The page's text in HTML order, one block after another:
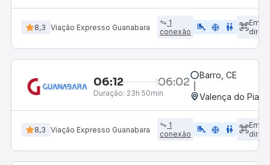
8,3 Viação Expresso Guanabara
1
conexão
airline_seat_legroom_extra ac_unit wc
direto
06:12 06:02
Duração: 23h 50min
Barro, CE
Valença do
8,3 Viação Expresso Guanabara
1
conexão
airline_seat_legroom_extra ac_unit wc
direto